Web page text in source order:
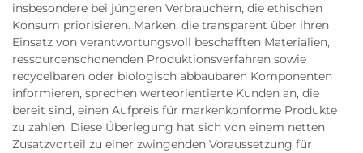
insbesondere bei jüngeren Verbrauchern, die ethischen
Konsum priorisieren. Marken, die transparent über ihren
Einsatz von verantwortungsvoll beschafften Materialien,
ressourcenschonenden Produktionsverfahren sowie
recycelbaren oder biologisch abbaubaren Komponenten
informieren, sprechen werteorientierte Kunden an, die
bereit sind, einen Aufpreis für markenkonforme Produkte
zu zahlen. Diese Überlegung hat sich von einem netten
Zusatzvorteil zu einer zwingenden Voraussetzung für